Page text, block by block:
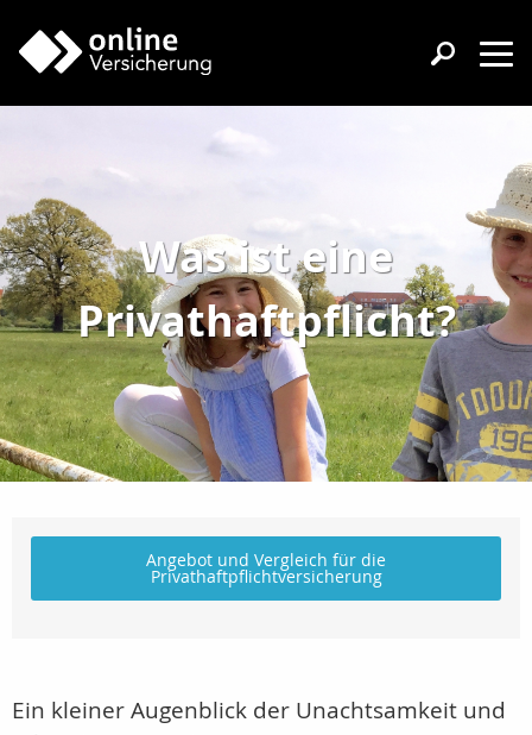
Was ist eine
Privathaftpflicht?
Angebot und Vergleich für die
Privathaftpflichtversicherung
Ein kleiner Augenblick der Unachtsamkeit und